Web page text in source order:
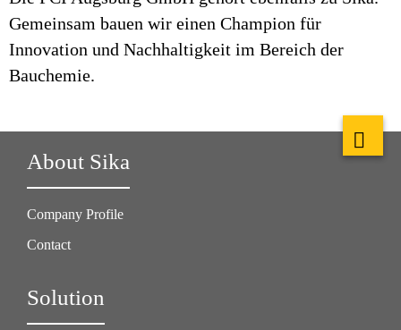
Gemeinsam bauen wir einen Champion für
Innovation und Nachhaltigkeit im Bereich der
Bauchemie.
About Sika
Company Profile
Contact
Solution